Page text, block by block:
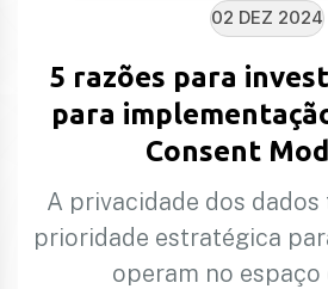
02 DEZ 2024
5 razões para
para
Consent
A privacidade dos
prioridade estratégica
operam no